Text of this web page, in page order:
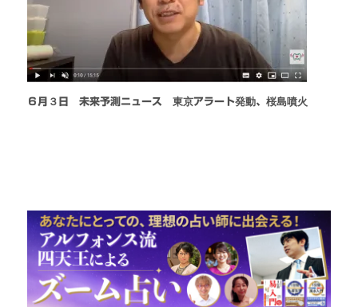
６月３日 未来予測ニュース 東京アラート発動、桜島噴火